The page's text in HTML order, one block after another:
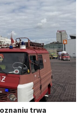
trwa